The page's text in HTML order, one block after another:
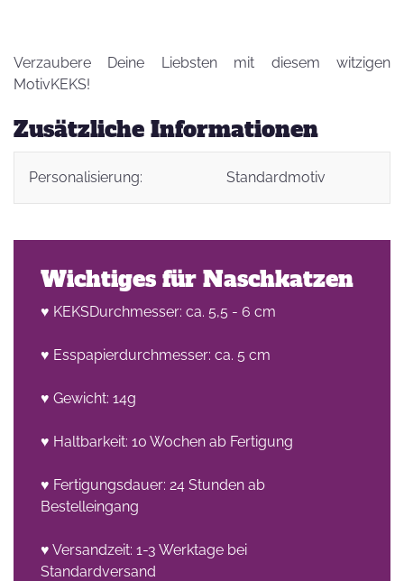
Verzaubere Deine Liebsten mit diesem witzigen
MotivKEKS!
Zusätzliche Informationen
Personalisierung: Standardmotiv
Wichtiges für Naschkatzen
♥ KEKSDurchmesser: ca. 5,5 - 6 cm
♥ Esspapierdurchmesser: ca. 5 cm
♥ Gewicht: 14g
♥ Haltbarkeit: 10 Wochen ab Fertigung
♥ Fertigungsdauer: 24 Stunden ab
Bestelleingang
♥ Versandzeit: 1-3 Werktage bei
Standardversand